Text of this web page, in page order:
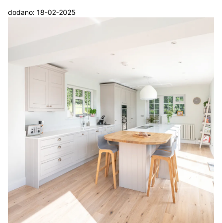
dodano: 18-02-2025